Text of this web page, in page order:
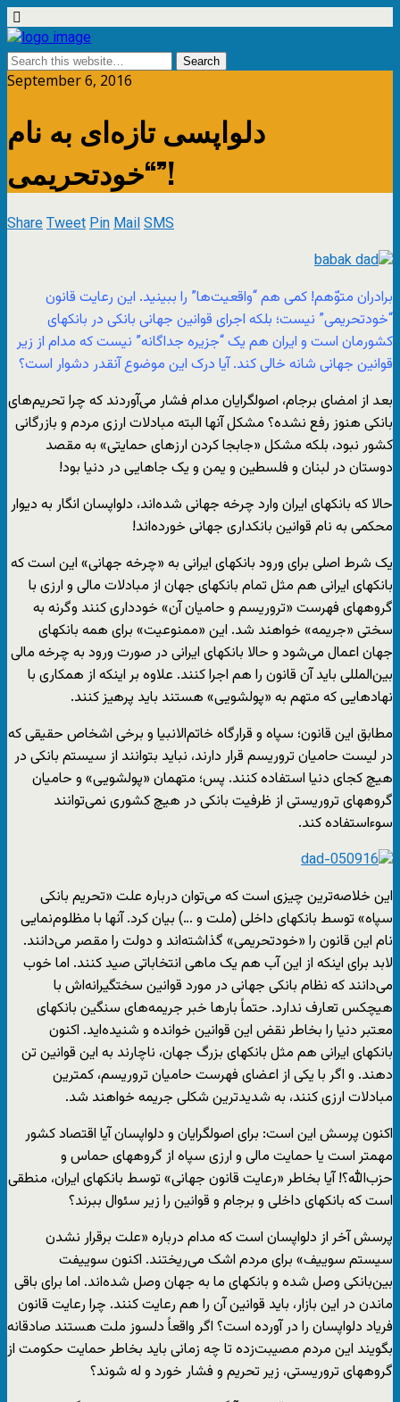
September 6, 2016
دلواپسی تازه‌ای به نام
“خودتحریمی”!
ShareTweetPinMailSMS
برادران متوّهم! کمی هم “واقعیت‌ها” را ببینید. این رعایت قانون
“خودتحریمی” نیست؛ بلکه اجرای قوانین جهانی بانکی در بانکهای
کشورمان است و ایران هم یک “جزیره جداگانه” نیست که مدام از زیر
قوانین جهانی شانه خالی کند. آیا درک این موضوع آنقدر دشوار است؟
بعد از امضای برجام، اصولگرایان مدام فشار می‌آوردند که چرا تحریم‌های
بانکی هنوز رفع نشده؟ مشکل آنها البته مبادلات ارزی مردم و بازرگانی
کشور نبود، بلکه مشکل «جابجا کردن ارزهای حمایتی» به مقصد
دوستان در لبنان و فلسطین و یمن و یک جاهایی در دنیا بود!
حالا که بانکهای ایران وارد چرخه جهانی شده‌اند، دلواپسان انگار به دیوار
محکمی به نام قوانین بانکداری جهانی خورده‌اند!
یک شرط اصلی برای ورود بانکهای ایرانی به «چرخه جهانی» این است که
بانکهای ایرانی هم مثل تمام بانکهای جهان از مبادلات مالی و ارزی با
گروههای فهرست «تروریسم و حامیان آن» خودداری کنند وگرنه به
سختی «جریمه» خواهند شد. این «ممنوعیت» برای همه بانکهای
جهان اعمال می‌شود و حالا بانکهای ایرانی در صورت ورود به چرخه مالی
بین‌المللی باید آن قانون را هم اجرا کنند. علاوه بر اینکه از همکاری با
نهادهایی که متهم به «پولشویی» هستند باید پرهیز کنند.
مطابق این قانون؛ سپاه و قرارگاه خاتم‌الانبیا و برخی اشخاص حقیقی که
در لیست حامیان تروریسم قرار دارند، نباید بتوانند از سیستم بانکی در
هیچ کجای دنیا استفاده کنند. پس؛ متهمان «پولشویی» و حامیان
گروههای تروریستی از ظرفیت بانکی در هیچ کشوری نمی‌توانند
سوءاستفاده کند.
این خلاصه‌ترین چیزی است که می‌توان درباره علت «تحریم بانکی
سپاه» توسط بانکهای داخلی (ملت و …) بیان کرد. آنها با مظلوم‌نمایی
نام این قانون را «خودتحریمی» گذاشته‌اند و دولت را مقصر می‌دانند.
لابد برای اینکه از این آب هم یک ماهی انتخاباتی صید کنند. اما خوب
می‌دانند که نظام بانکی جهانی در مورد قوانین سختگیرانه‌اش با
هیچکس تعارف ندارد. حتماً بارها خبر جریمه‌های سنگین بانکهای
معتبر دنیا را بخاطر نقض این قوانین خوانده و شنیده‌اید. اکنون
بانکهای ایرانی هم مثل بانکهای بزرگ جهان، ناچارند به این قوانین تن
دهند‌. و اگر با یکی از اعضای فهرست حامیان تروریسم، کمترین
مبادلات ارزی کنند، به شدیدترین شکلی جریمه خواهند شد.
اکنون پرسش این است: برای اصولگرایان و دلواپسان آیا اقتصاد کشور
مهمتر است یا حمایت مالی و ارزی سپاه از گروههای حماس و
حزب‌الله؟! آیا بخاطر «رعایت قانون جهانی» توسط بانکهای ایران، منطقی
است که بانکهای داخلی و برجام و قوانین را زیر سئوال ببرند؟
پرسش آخر از دلواپسان است که مدام درباره «علت برقرار نشدن
سیستم سوییف» برای مردم اشک می‌ریختند. اکنون سوییفت
بین‌بانکی وصل شده و بانکهای ما به جهان وصل شده‌اند. اما برای باقی
ماندن در این بازار، باید قوانین آن را هم رعایت کنند. چرا رعایت قانون
فریاد دلواپسان را در آورده است؟ اگر واقعاً دلسوز ملت هستند صادقانه
بگویند این مردم مصیبت‌زده تا چه زمانی باید بخاطر حمایت حکومت از
گروههای تروریستی، زیر تحریم و فشار خورد و له شوند؟